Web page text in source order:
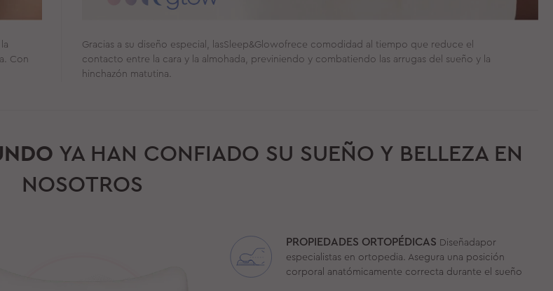
Con
Gracias a su diseño especial, lasSleep&Glowofrece comodidad al tiempo que reduce el
contacto entre la cara y la almohada, previniendo y combatiendo las arrugas del sueño y la
hinchazón matutina.
YA HAN CONFIADO SU SUEÑO Y BELLEZA EN
NOSOTROS
PROPIEDADES ORTOPÉDICAS Diseñadapor
especialistas en ortopedia. Asegura una posición
corporal anatómicamente correcta durante el sueño